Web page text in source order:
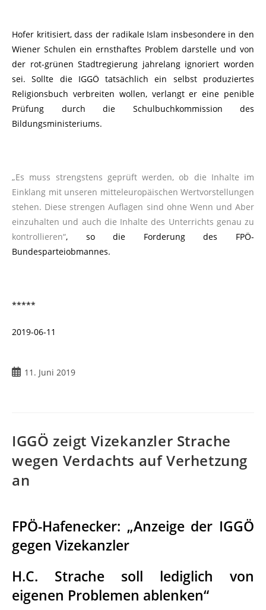
Hofer kritisiert, dass der radikale Islam insbesondere in den
Wiener Schulen ein ernsthaftes Problem darstelle und von
der rot-grünen Stadtregierung jahrelang ignoriert worden
sei. Sollte die IGGÖ tatsächlich ein selbst produziertes
Religionsbuch verbreiten wollen, verlangt er eine penible
Prüfung durch die Schulbuchkommission des
Bildungsministeriums.
„Es muss strengstens geprüft werden, ob die Inhalte im
Einklang mit unseren mitteleuropäischen Wertvorstellungen
stehen. Diese strengen Auflagen sind ohne Wenn und Aber
einzuhalten und auch die Inhalte des Unterrichts genau zu
kontrollieren“, so die Forderung des FPÖ-
Bundesparteiobmannes.
*****
2019-06-11
11. Juni 2019
IGGÖ zeigt Vizekanzler Strache
wegen Verdachts auf Verhetzung
an
FPÖ-Hafenecker: „Anzeige der IGGÖ
gegen Vizekanzler
H.C. Strache soll lediglich von
eigenen Problemen ablenken“